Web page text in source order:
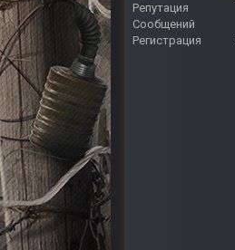
Репутация
Сообщений
Регистрация